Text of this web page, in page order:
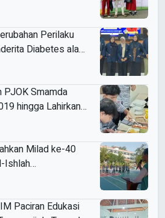
Perilaku
Diabetes ala
PJOK Smamda
hingga Lahirkan
Milad ke-40
Ishlah
Paciran Edukasi